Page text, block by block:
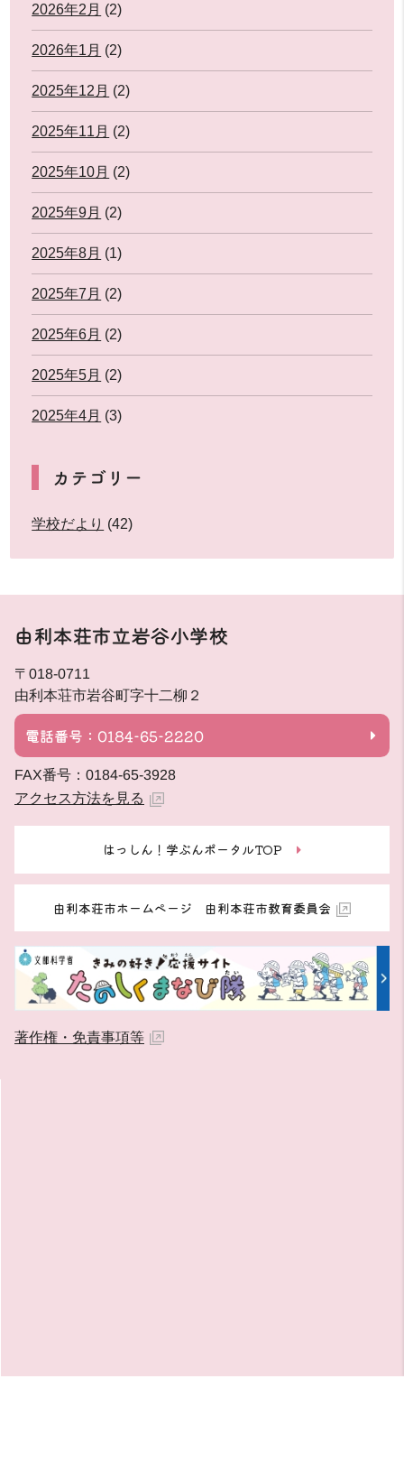
2026年2月 (2)
2026年1月 (2)
2025年12月 (2)
2025年11月 (2)
2025年10月 (2)
2025年9月 (2)
2025年8月 (1)
2025年7月 (2)
2025年6月 (2)
2025年5月 (2)
2025年4月 (3)
カテゴリー
学校だより (42)
由利本荘市立岩谷小学校
〒018-0711
由利本荘市岩谷町字十二柳２
電話番号：0184-65-2220
FAX番号：0184-65-3928
アクセス方法を見る
はっしん！学ぶんポータルTOP
由利本荘市ホームページ 由利本荘市教育委員会
著作権・免責事項等